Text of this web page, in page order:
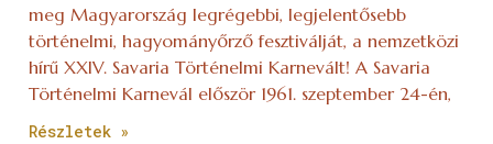
meg Magyarország legrégebbi, legjelentősebb
történelmi, hagyományőrző fesztiválját, a nemzetközi
hírű XXIV. Savaria Történelmi Karnevált! A Savaria
Történelmi Karnevál először 1961. szeptember 24-én,
Részletek »